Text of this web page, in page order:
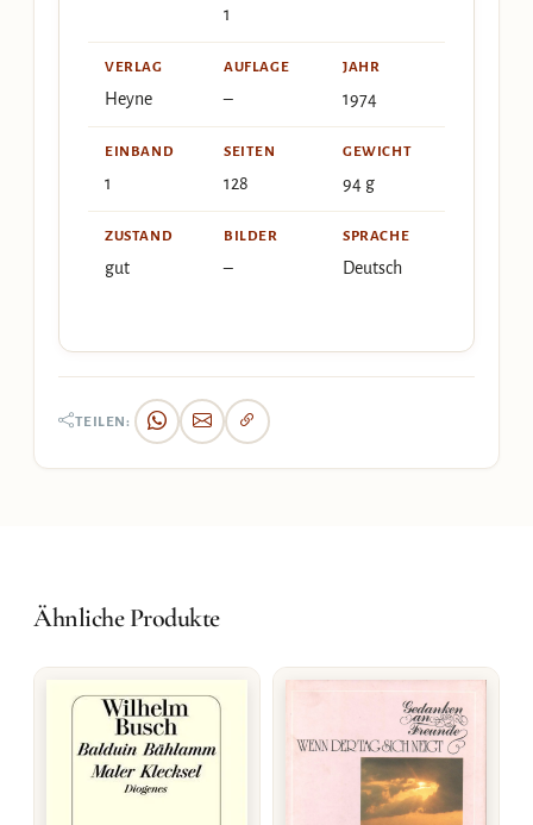
1
VERLAG
Heyne
AUFLAGE
–
JAHR
1974
EINBAND
1
SEITEN
128
GEWICHT
94 g
ZUSTAND
gut
BILDER
–
SPRACHE
Deutsch
TEILEN:
Ähnliche Produkte